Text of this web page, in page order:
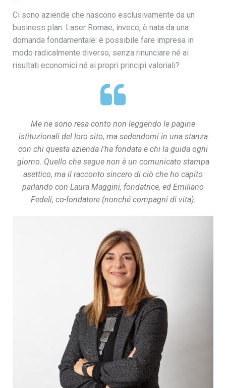
Ci sono aziende che nascono esclusivamente da un
business plan. Laser Romae, invece, è nata da una
domanda fondamentale: è possibile fare impresa in
modo radicalmente diverso, senza rinunciare né ai
risultati economici né ai propri principi valoriali?
Me ne sono resa conto non leggendo le pagine
istituzionali del loro sito, ma sedendomi in una stanza
con chi questa azienda l'ha fondata e chi la guida ogni
giorno. Quello che segue non è un comunicato stampa
asettico, ma il racconto sincero di ciò che ho capito
parlando con Laura Maggini, fondatrice, ed Emiliano
Fedeli, co-fondatore (nonché compagni di vita).